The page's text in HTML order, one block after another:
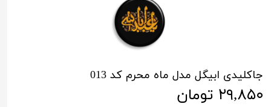
جاکلیدی ابیگل مدل ماه محرم کد 013
۲۹,۸۵۰ تومان